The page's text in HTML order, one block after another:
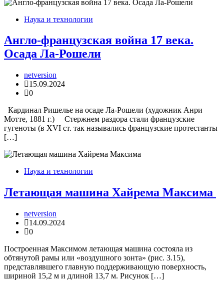
Наука и технологии
Англо-французская война 17 века.
Осада Ла-Рошели
netversion
15.09.2024
0
Кардинал Ришелье на осаде Ла-Рошели (художник Анри
Мотте, 1881 г.) Стержнем раздора стали французские
гугеноты (в XVI ст. так назывались французские протестанты
[…]
Наука и технологии
Летающая машина Хайрема Максима
netversion
14.09.2024
0
Построенная Максимом летающая машина состояла из
обтянутой рамы или «воздушного зонта» (рис. 3.15),
представлявшего главную поддерживающую поверхность,
шириной 15,2 м и длиной 13,7 м. Рисунок […]